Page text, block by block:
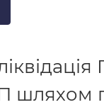
шляхом